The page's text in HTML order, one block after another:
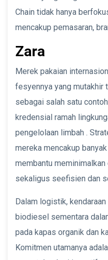
Chain tidak hanya
mencakup pemasaran,
Zara
Merek pakaian
fesyennya yang mutakhir
sebagai salah satu
kredensial ramah
pengelolaan limbah .
mereka mencakup
membantu
sekaligus seefisien dan
Dalam logistik,
biodiesel sementara
pada kapas organik dan
Komitmen utamanya